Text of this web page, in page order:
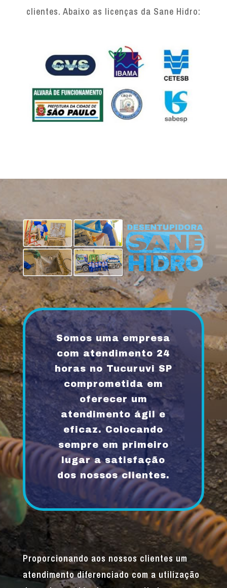
clientes. Abaixo as licenças da Sane Hidro:
Somos uma empresa
com atendimento 24
horas no Tucuruvi SP
comprometida em
oferecer um
atendimento ágil e
eficaz. Colocando
sempre em primeiro
lugar a satisfação
dos nossos clientes.
Proporcionando aos nossos clientes um
atendimento diferenciado com a utilização